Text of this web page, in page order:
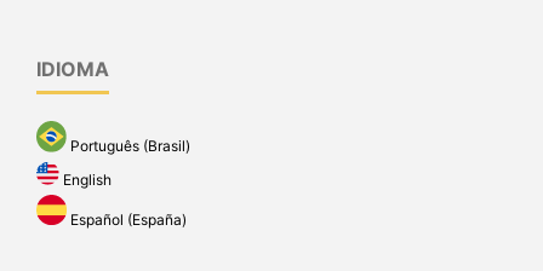
IDIOMA
Português (Brasil)
English
Español (España)